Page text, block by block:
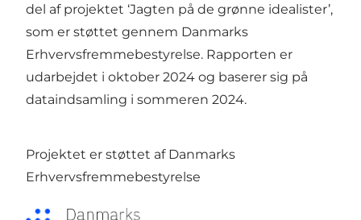
del af projektet ‘Jagten på de grønne idealister’,
som er støttet gennem Danmarks
Erhvervsfremmebestyrelse. Rapporten er
udarbejdet i oktober 2024 og baserer sig på
dataindsamling i sommeren 2024.
Projektet er støttet af Danmarks
Erhvervsfremmebestyrelse